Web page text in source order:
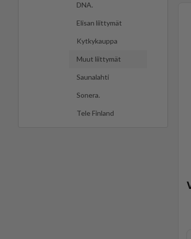
DNA.
Elisan liittymät
Kytkykauppa
Muut liittymät
Saunalahti
Sonera.
Tele Finland